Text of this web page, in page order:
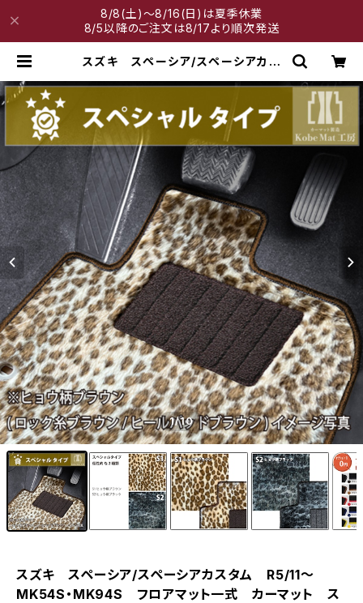
8/8(土)～8/16(日)は夏季休業
8/5以降のご注文は8/17より順次発送
スズキ スペーシア/スペーシアカス
フロアマット一式 カーマット ス
1/10
スズキ スペーシア/スペーシアカスタム R5/11〜
MK54S・MK94S フロアマット一式 カーマット ス